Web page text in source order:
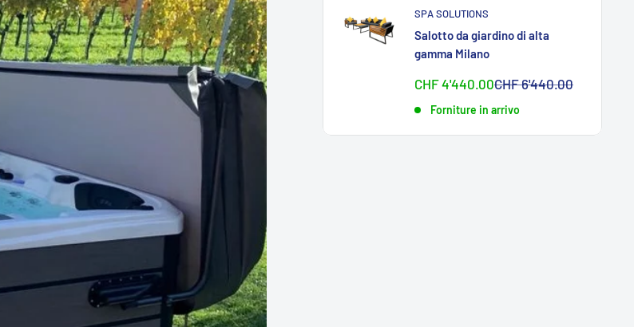
SPA SOLUTIONS
Salotto da giardino di alta
gamma Milano
Sonderpreis
CHF 4'440.00Normalpreis
CHF 6'440.00
Forniture in arrivo